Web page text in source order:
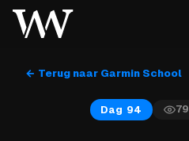
← Terug naar Garmin School
Dag 94 79